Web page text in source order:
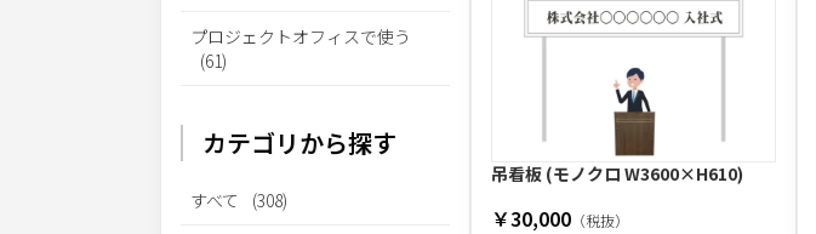
プロジェクトオフィスで使う
(61)
カテゴリから探す
すべて (308)
吊看板 (モノクロ W3600×H610)
￥30,000 （税抜）